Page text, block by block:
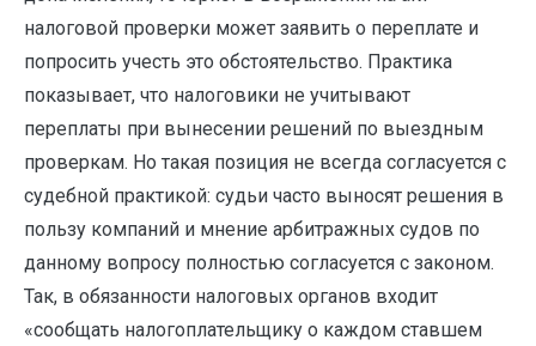
налоговой проверки может заявить о переплате и
попросить учесть это обстоятельство. Практика
показывает, что налоговики не учитывают
переплаты при вынесении решений по выездным
проверкам. Но такая позиция не всегда согласуется с
судебной практикой: судьи часто выносят решения в
пользу компаний и мнение арбитражных судов по
данному вопросу полностью согласуется с законом.
Так, в обязанности налоговых органов входит
«сообщать налогоплательщику о каждом ставшем